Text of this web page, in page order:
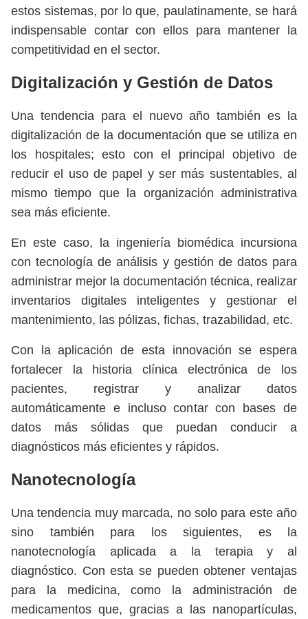
estos sistemas, por lo que, paulatinamente, se hará
indispensable contar con ellos para mantener la
competitividad en el sector.
Digitalización y Gestión de Datos
Una tendencia para el nuevo año también es la
digitalización de la documentación que se utiliza en
los hospitales; esto con el principal objetivo de
reducir el uso de papel y ser más sustentables, al
mismo tiempo que la organización administrativa
sea más eficiente.
En este caso, la ingeniería biomédica incursiona
con tecnología de análisis y gestión de datos para
administrar mejor la documentación técnica, realizar
inventarios digitales inteligentes y gestionar el
mantenimiento, las pólizas, fichas, trazabilidad, etc.
Con la aplicación de esta innovación se espera
fortalecer la historia clínica electrónica de los
pacientes, registrar y analizar datos
automáticamente e incluso contar con bases de
datos más sólidas que puedan conducir a
diagnósticos más eficientes y rápidos.
Nanotecnología
Una tendencia muy marcada, no solo para este año
sino también para los siguientes, es la
nanotecnología aplicada a la terapia y al
diagnóstico. Con esta se pueden obtener ventajas
para la medicina, como la administración de
medicamentos que, gracias a las nanopartículas,